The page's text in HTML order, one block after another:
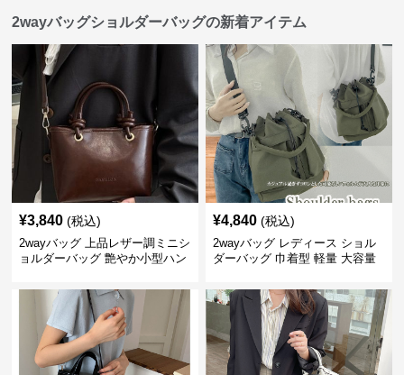
2wayバッグショルダーバッグの新着アイテム
¥3,840 (税込)
2wayバッグ 上品レザー調ミニシ
ョルダーバッグ 艶やか小型ハン
¥4,840 (税込)
2wayバッグ レディース ショル
ダーバッグ 巾着型 軽量 大容量